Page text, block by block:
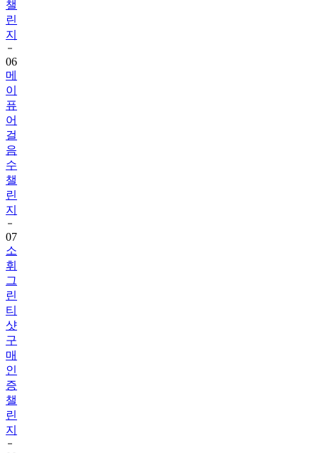
지
06
메
이
퓨
어
걸
음
수
챌
린
지
07
소
휘
그
린
티
샷
구
매
인
증
챌
린
지
08
앱